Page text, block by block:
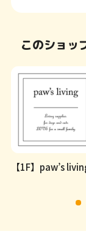
このショッ
【1F】paw’s